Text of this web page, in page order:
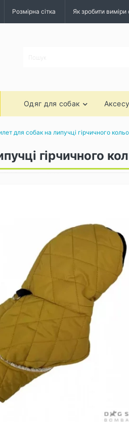
Розмірна сітка Як зробити виміри
Одяг для собак
для собак на липучці гірчичного
гірчичного